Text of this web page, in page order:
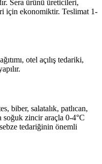
Sera ürünü üreticileri,
için ekonomiktir. Teslimat 1-
otel açılış tedariki,
biber, salatalık, patlıcan,
zincir araçla 0-4°C
tedariğinin önemli